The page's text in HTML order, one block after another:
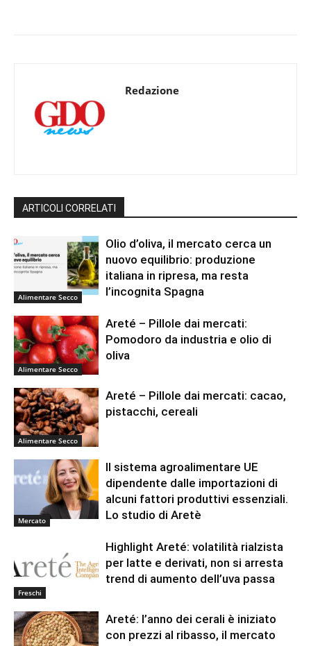
Redazione
ARTICOLI CORRELATI
Alimentare Secco
Olio d’oliva, il mercato cerca un
nuovo equilibrio: produzione
italiana in ripresa, ma resta
l’incognita Spagna
Alimentare Secco
Areté – Pillole dai mercati:
Pomodoro da industria e olio di
oliva
Alimentare Secco
Areté – Pillole dai mercati: cacao,
pistacchi, cereali
Mercato
Il sistema agroalimentare UE
dipendente dalle importazioni di
alcuni fattori produttivi essenziali.
Lo studio di Aretè
Freschi
Highlight Areté: volatilità rialzista
per latte e derivati, non si arresta
trend di aumento dell’uva passa
Areté: l’anno dei cerali è iniziato
con prezzi al ribasso, il mercato